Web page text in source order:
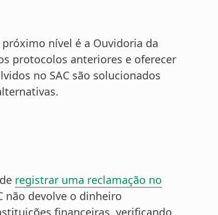
nível é a Ouvidoria da
protocolos anteriores e oferecer
no SAC são solucionados
registrar uma reclamação no
não devolve o dinheiro